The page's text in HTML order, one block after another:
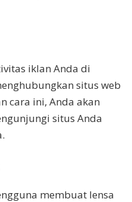
iklan Anda di
situs web
cara ini, Anda akan
situs Anda
membuat lensa